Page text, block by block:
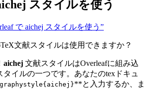
スタイルを使う
で aichej スタイルを使う”
文献スタイルは使用できますか？
aichej 文献スタイルはOverleafに組み込
タイルの一つです。あなたのtexドキュ
**と入力するか、ま